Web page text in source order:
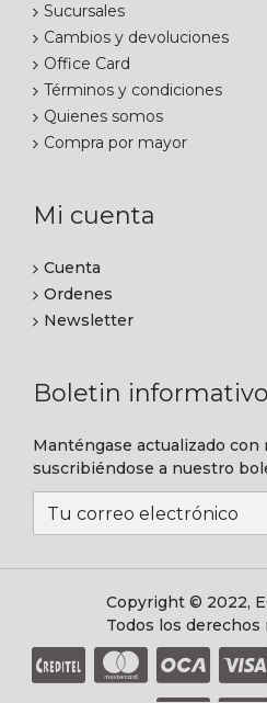
Sucursales
Cambios y devoluciones
Office Card
Términos y condiciones
Quienes somos
Compra por mayor
Mi cuenta
Cuenta
Ordenes
Newsletter
Boletin informativo
Manténgase actualizado
suscribiéndose a nuestro
Copyright © 2022,
Todos los derechos